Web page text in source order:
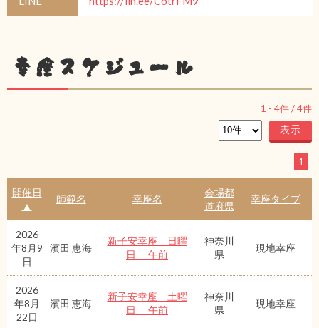
幸座スケジュール
1 - 4件 /4件
1
開催日
▲
師範名 幸座名
会場都
道府県
幸座タイプ
2026
年8月9
日
濱田 恵海
新子安幸座 日曜
日 午前
神奈川
県
現地幸座
2026
年8月
22日
濱田 恵海
新子安幸座 土曜
日 午前
神奈川
県
現地幸座